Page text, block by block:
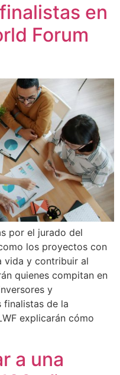
en
Forum
por el jurado del
los proyectos con
vida y contribuir al
quienes compitan en
y
finalistas de la
explicarán cómo
a una